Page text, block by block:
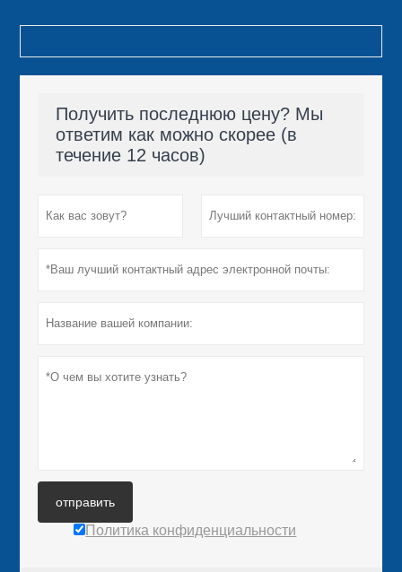
Получить последнюю цену? Мы
ответим как можно скорее (в
течение 12 часов)
отправить
Политика конфиденциальности